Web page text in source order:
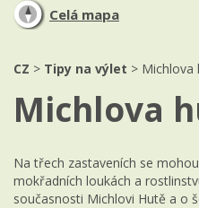
Celá mapa
CZ > Tipy na výlet > Michlova
Michlova
Na třech zastaveních se
mokřadních loukách a
současnosti Michlovi Hutě a o